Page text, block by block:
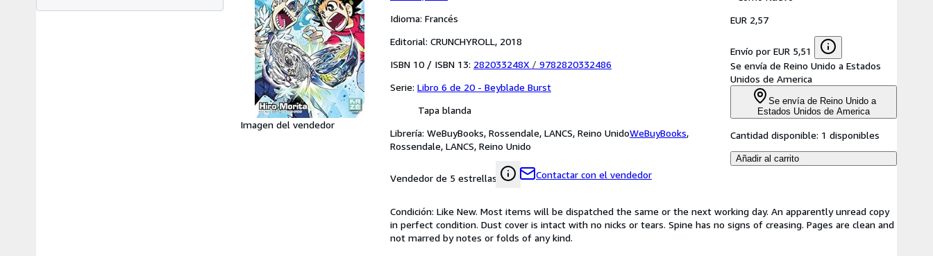
Imagen del vendedor
Idioma: Francés
Editorial: CRUNCHYROLL, 2018
ISBN 10 / ISBN 13: 282033248X / 9782820332486
Serie: Libro 6 de 20 - Beyblade Burst
Tapa blanda
Librería: WeBuyBooks, Rossendale, LANCS, Reino UnidoWeBuyBooks,
Rossendale, LANCS, Reino Unido
Vendedor de 5 estrellas Contactar con el vendedor
EUR 2,57
Envío por EUR 5,51
Se envía de Reino Unido a Estados
Unidos de America
Se envía de Reino Unido a
Estados Unidos de America
Cantidad disponible: 1 disponibles
Añadir al carrito
Condición: Like New. Most items will be dispatched the same or the next working day. An apparently unread copy
in perfect condition. Dust cover is intact with no nicks or tears. Spine has no signs of creasing. Pages are clean and
not marred by notes or folds of any kind.